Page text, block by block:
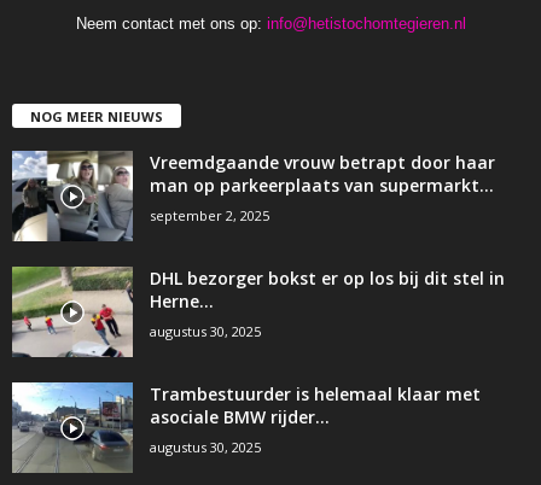
Neem contact met ons op: info@hetistochomtegieren.nl
NOG MEER NIEUWS
Vreemdgaande vrouw betrapt door haar
man op parkeerplaats van supermarkt…
september 2, 2025
DHL bezorger bokst er op los bij dit stel in
Herne…
augustus 30, 2025
Trambestuurder is helemaal klaar met
asociale BMW rijder…
augustus 30, 2025